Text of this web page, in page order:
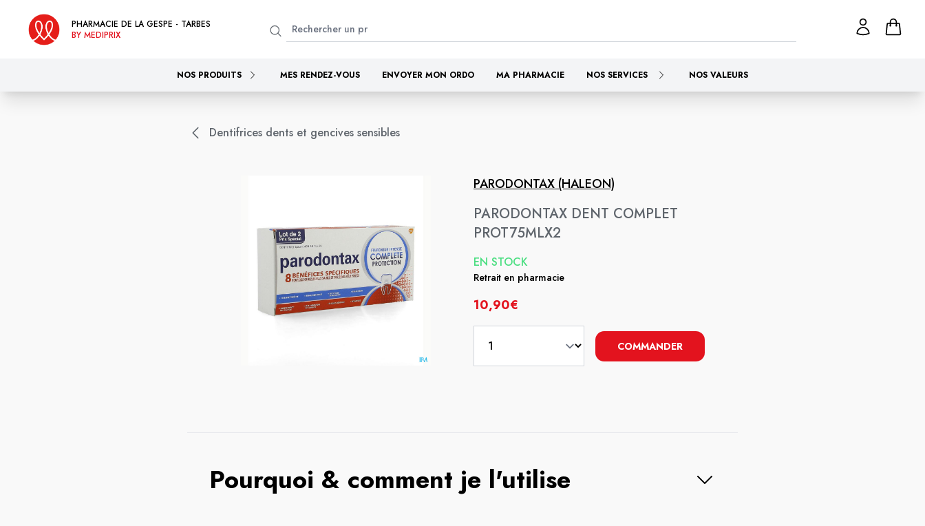
PHARMACIE DE LA GESPE - TARBES
BY MEDIPRIX
NOS PRODUITS MES RENDEZ-VOUS ENVOYER MON ORDO MA PHARMACIE NOS SERVICES NOS VALEURS
Dentifrices dents et gencives sensibles
PARODONTAX (HALEON)
PARODONTAX DENT COMPLET
PROT75MLX2
EN STOCK
Retrait en pharmacie
10,90€
COMMANDER
Pourquoi & comment je l'utilise